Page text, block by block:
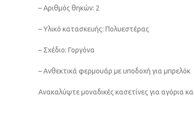
– Αριθμός θηκών: 2
– Υλικό κατασκευής: Πολυεστέρας
– Σχέδιο: Γοργόνα
– Ανθεκτικά φερμουάρ με υποδοχή για μπρελόκ
Ανακαλύψτε μοναδικές κασετίνες για αγόρια